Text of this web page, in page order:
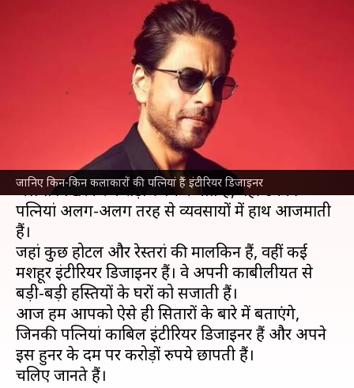
जानिए किन-किन कलाकारों की पत्नियां हैं इंटीरियर डिजाइनर
शाहरुख खान ही नहीं, इन बॉलीवुड
अभिनेताओं की पत्नियां भी हैं
शानदार इंटीरियर डिजाइनर
10:23 pm
बॉलीवुडअभिनेता जहां पर्दे पर अपनी अदाकारी का
जलवा बिखेरकर करोड़ों रुपये कमाते हैं, वहीं उनकी
पत्नियां अलग-अलग तरह से व्यवसायों में हाथ आजमाती
हैं।
जहां कुछ होटल और रेस्तरां की मालकिन हैं, वहीं कई
मशहूर इंटीरियर डिजाइनर हैं। वे अपनी काबीलीयत से
बड़ी-बड़ी हस्तियों के घरों को सजाती हैं।
आज हम आपको ऐसे ही सितारों के बारे में बताएंगे,
जिनकी पत्नियां काबिल इंटीरियर डिजाइनर हैं और अपने
इस हुनर के दम पर करोड़ों रुपये छापती हैं।